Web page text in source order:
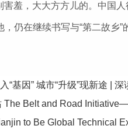
，大大方方儿的。中国
在继续书写与“第二故乡”
“基因” 城市“升级”现新途 | 深
Belt and Road
to Be Global Technical